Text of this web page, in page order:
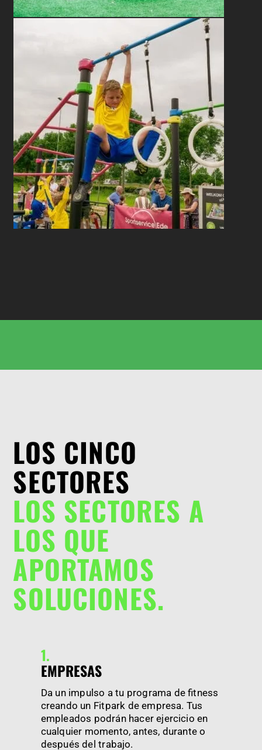
LOS CINCO
SECTORES
LOS SECTORES A
LOS QUE
APORTAMOS
SOLUCIONES.
1.
EMPRESAS
Da un impulso a tu programa de fitness
creando un Fitpark de empresa. Tus
empleados podrán hacer ejercicio en
cualquier momento, antes, durante o
después del trabajo.